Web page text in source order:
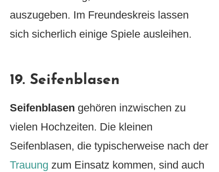
auszugeben. Im Freundeskreis lassen
sich sicherlich einige Spiele ausleihen.
19. Seifenblasen
Seifenblasen gehören inzwischen zu
vielen Hochzeiten. Die kleinen
Seifenblasen, die typischerweise nach der
Trauung zum Einsatz kommen, sind auch